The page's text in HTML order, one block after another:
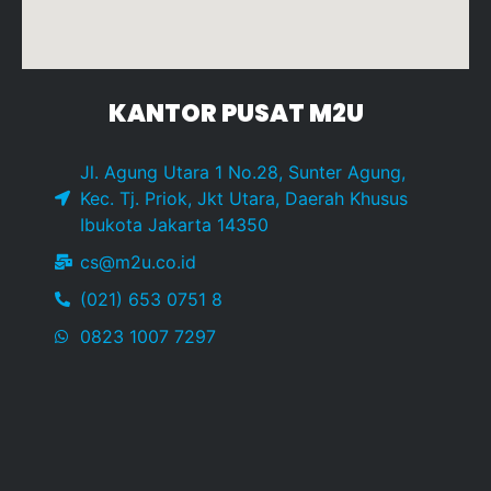
KANTOR PUSAT M2U
Jl. Agung Utara 1 No.28, Sunter Agung,
Kec. Tj. Priok, Jkt Utara, Daerah Khusus
Ibukota Jakarta 14350
cs@m2u.co.id
(021) 653 0751 8
0823 1007 7297